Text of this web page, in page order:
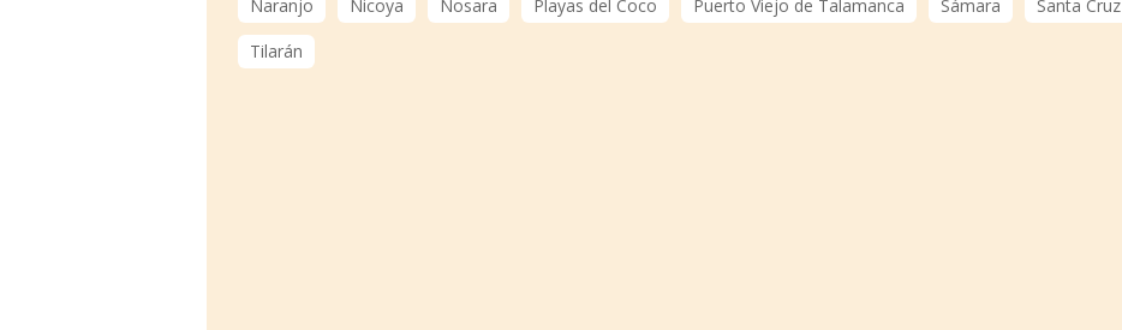
Naranjo
Nicoya Nosara Playas del Coco Puerto Viejo de Talamanca Sámara Santa Cruz
Tilarán